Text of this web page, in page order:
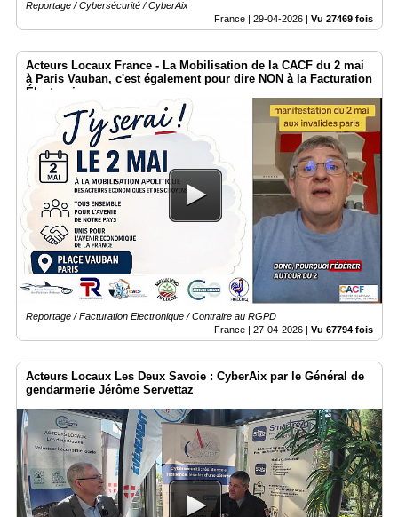
Reportage / Cybersécurité / CyberAix
France | 29-04-2026 Vu 27469 fois
Acteurs Locaux France - La Mobilisation de la CACF du 2 mai
à Paris Vauban, c'est également pour dire NON à la Facturation
Électronique
Reportage / Facturation Electronique / Contraire au RGPD
France | 27-04-2026 | Vu 67794 fois
Acteurs Locaux Les Deux Savoie : CyberAix par le Général de
gendarmerie Jérôme Servettaz